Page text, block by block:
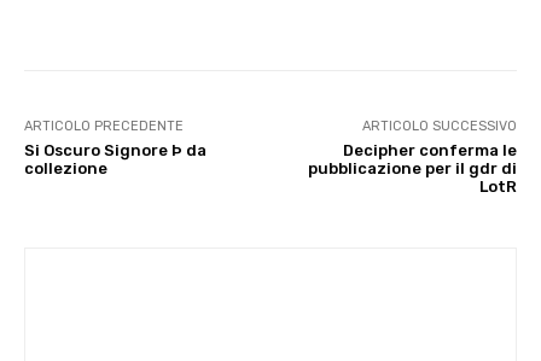
ARTICOLO PRECEDENTE
Si Oscuro Signore Þ da
collezione
ARTICOLO SUCCESSIVO
Decipher conferma le
pubblicazione per il gdr di
LotR